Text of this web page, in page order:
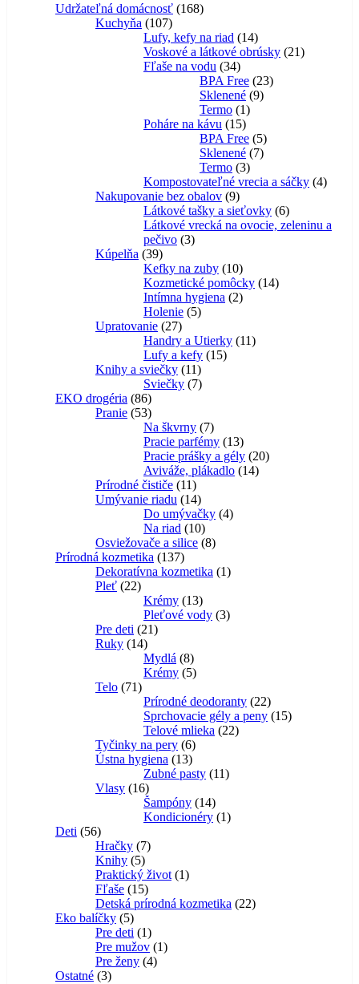
Udržateľná domácnosť 168168
Kuchyňa 107107
produktov
Lufy, kefy na riad 1414
produktov
Voskové a látkové obrúsky 2121
Fľaše na vodu 3434
produktov
BPA Free 2323
Sklenené 99
Termo 11
produkt
Poháre na kávu 1515
produktov
BPA Free 55
produktov
Sklenené 77
Termo 33
produkty
Kompostovateľné vrecia a sáčky 44
Nakupovanie bez obalov 99
produktov
Látkové tašky a sieťovky 66
produktov
Látkové vrecká na ovocie, zeleninu a
pečivo 33
Kúpelňa 3939
produktov
Kefky na zuby 1010
produktov
Kozmetické pomôcky 1414
Intímna hygiena 22
Holenie 55
Upratovanie 2727
produktov
Handry a Utierky 1111
Lufy a kefy 1515
Knihy a sviečky 1111
produktov
Sviečky 77
EKO drogéria 8686
produktov
Pranie 5353
produktov
Na škvrny 77
produktov
Pracie parfémy 1313
produktov
Pracie prášky a gély 2020
Aviváže, plákadlo 1414
Prírodné čističe 1111
produktov
Umývanie riadu 1414
produktov
Do umývačky 44
Na riad 1010
produktov
Osviežovače a silice 88
Prírodná kozmetika 137137
produktov
Dekoratívna kozmetika 11
Pleť 2222
produktov
Krémy 1313
produktov
Pleťové vody 33
Pre deti 2121
Ruky 1414
produktov
Mydlá 88
produktov
Krémy 55
Telo 7171
produktov
Prírodné deodoranty 2222
produktov
Sprchovacie gély a peny 1515
Telové mlieka 2222
Tyčinky na pery 66
produktov
Ústna hygiena 1313
produktov
Zubné pasty 1111
Vlasy 1616
produktov
Šampóny 1414
produktov
Kondicionéry 11
Deti 5656
produktov
Hračky 77
Knihy 55
produktov
Praktický život 11
Fľaše 1515
produktov
Detská prírodná kozmetika 2222
Eko balíčky 55
produktov
Pre deti 11
produkt
Pre mužov 11
Pre ženy 44
Ostatné 33